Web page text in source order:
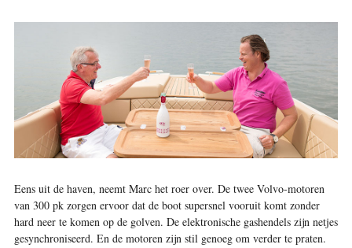
Eens uit de haven, neemt Marc het roer over. De twee Volvo-motoren
van 300 pk zorgen ervoor dat de boot supersnel vooruit komt zonder
hard neer te komen op de golven. De elektronische gashendels zijn netjes
gesynchroniseerd. En de motoren zijn stil genoeg om verder te praten.